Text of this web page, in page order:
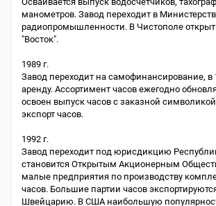
манометров. Завод переходит в
радиопромышленности. В Чистополе открыт
"Восток".
1989 г.
Завод переходит на самофинансирование, в
аренду. Ассортимент часов ежегодно
освоен выпуск часов с заказной
экспорт часов.
1992 г.
Завод переходит под юрисдикцию
становится Открытым Акционерным
малые предприятия по производству
часов. Большие партии часов
Швейцарию. В США наибольшую